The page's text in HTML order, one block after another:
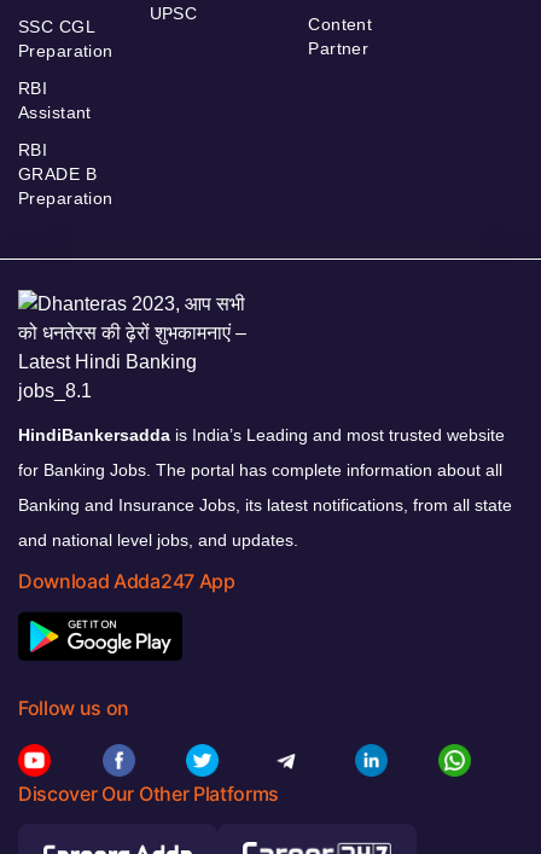
SSC CGL
Preparation
RBI
Assistant
RBI
GRADE B
Preparation
UPSC
Content
Partner
HindiBankersadda is India’s Leading and most trusted website
for Banking Jobs. The portal has complete information about all
Banking and Insurance Jobs, its latest notifications, from all state
and national level jobs, and updates.
Download Adda247 App
Follow us on
Discover Our Other Platforms